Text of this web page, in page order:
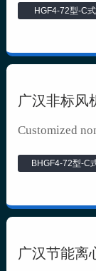
HGF4-72型-C式
广汉非标风
Customized
BHGF4-72型-C
广汉节能离